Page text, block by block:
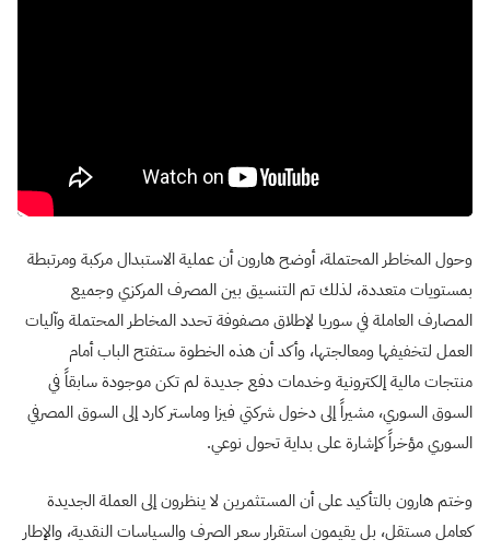
وحول المخاطر المحتملة، أوضح هارون أن عملية الاستبدال مركبة ومرتبطة
بمستويات متعددة، لذلك تم التنسيق بين المصرف المركزي وجميع
المصارف العاملة في سوريا لإطلاق مصفوفة تحدد المخاطر المحتملة وآليات
العمل لتخفيفها ومعالجتها، وأكد أن هذه الخطوة ستفتح الباب أمام
منتجات مالية إلكترونية وخدمات دفع جديدة لم تكن موجودة سابقاً في
السوق السوري، مشيراً إلى دخول شركتي فيزا وماستر كارد إلى السوق المصرفي
السوري مؤخراً كإشارة على بداية تحول نوعي.
وختم هارون بالتأكيد على أن المستثمرين لا ينظرون إلى العملة الجديدة
كعامل مستقل، بل يقيمون استقرار سعر الصرف والسياسات النقدية، والإطار